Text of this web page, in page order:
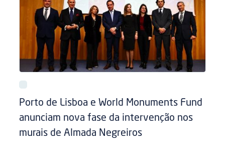
Porto de Lisboa e World Monuments Fund
anunciam nova fase da intervenção nos
murais de Almada Negreiros